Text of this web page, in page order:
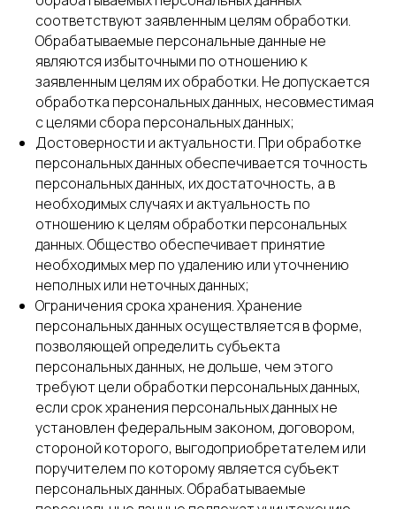
соответствуют заявленным целям обработки.
Обрабатываемые персональные данные не
являются избыточными по отношению к
заявленным целям их обработки. Не допускается
обработка персональных данных, несовместимая
с целями сбора персональных данных;
Достоверности и актуальности. При обработке
персональных данных обеспечивается точность
персональных данных, их достаточность, а в
необходимых случаях и актуальность по
отношению к целям обработки персональных
данных. Общество обеспечивает принятие
необходимых мер по удалению или уточнению
неполных или неточных данных;
Ограничения срока хранения. Хранение
персональных данных осуществляется в форме,
позволяющей определить субъекта
персональных данных, не дольше, чем этого
требуют цели обработки персональных данных,
если срок хранения персональных данных не
установлен федеральным законом, договором,
стороной которого, выгодоприобретателем или
поручителем по которому является субъект
персональных данных. Обрабатываемые